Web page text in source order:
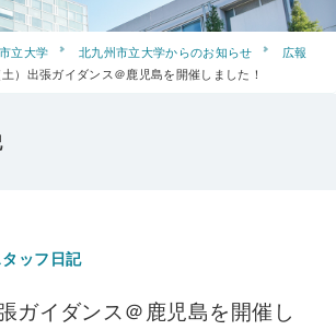
立大学 北九州市立大学からのお知らせ
広報
）出張ガイダンス＠鹿児島を開催しました！
ッフ日記
ガイダンス＠鹿児島を開催し